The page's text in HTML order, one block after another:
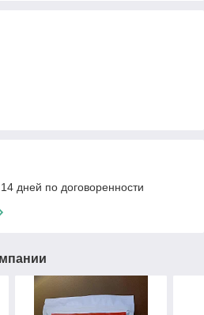
дней по договоренности